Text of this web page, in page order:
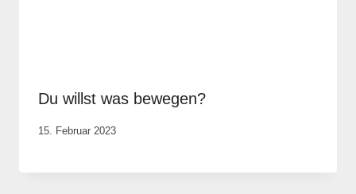
Du willst was bewegen?
Von
Physio
15. Februar 2023